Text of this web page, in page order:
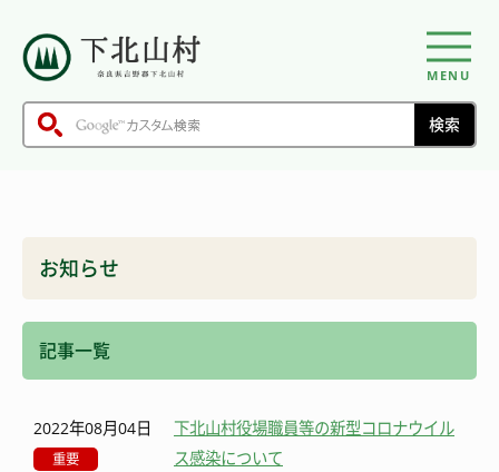
MENU
お知らせ
記事一覧
2022年08月04日
重要
下北山村役場職員等の新型コロナウイル
ス感染について